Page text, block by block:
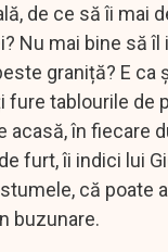
de ce să îi mai
Nu mai bine să îl
graniță? E ca
fure tablourile de
acasă, în fiecare
furt, îi indici lui
că poate
buzunare.